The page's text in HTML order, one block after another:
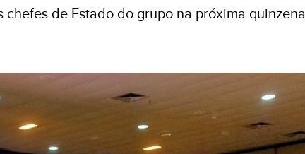
de Estado do grupo na próxima quinzena